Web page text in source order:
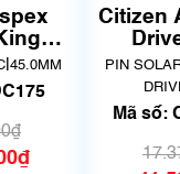
có chút
45.0MM
dụng,
Citizen
PIN
Mã số: